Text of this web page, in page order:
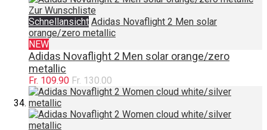
Zur Wunschliste
Schnellansicht Adidas Novaflight 2 Men solar
orange/zero metallic
NEW
Adidas Novaflight 2 Men solar orange/zero
metallic
Fr. 109.90 Fr. 130.00